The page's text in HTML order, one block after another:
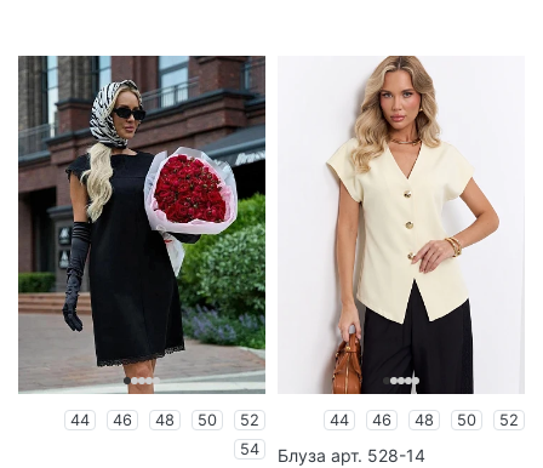
44 46 48 50
52
54
44 46 48 50 52
Блуза арт. 528-14